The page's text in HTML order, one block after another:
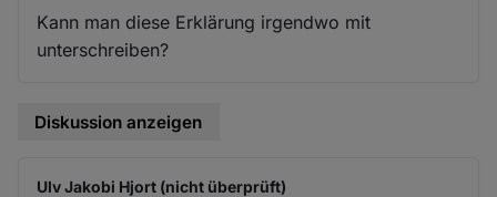
Kann man diese Erklärung irgendwo mit
unterschreiben?
Diskussion anzeigen
Ulv Jakobi Hjort (nicht überprüft)